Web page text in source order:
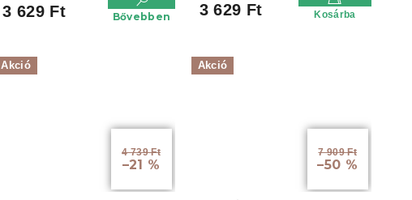
3 629 Ft Bővebben 3 629 Ft Kosárba
Akció
4 739 Ft
–21 %
Akció
7 909 Ft
–50 %